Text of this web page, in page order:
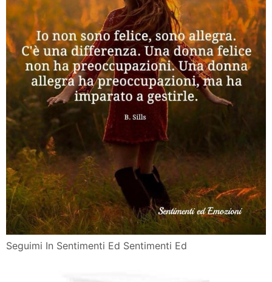
Seguimi In Sentimenti Ed Sentimenti Ed